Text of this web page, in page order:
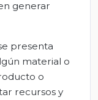
generar
presenta
material o
o
recursos y